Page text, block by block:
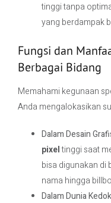
tinggi tanpa
yang berdampak
Fungsi dan
Berbagai Bidang
Memahami kegunaan
Anda mengalokasikan
Dalam Desain
pixeltinggi saat
bisa digunakan di
nama hingga
Dalam Dunia